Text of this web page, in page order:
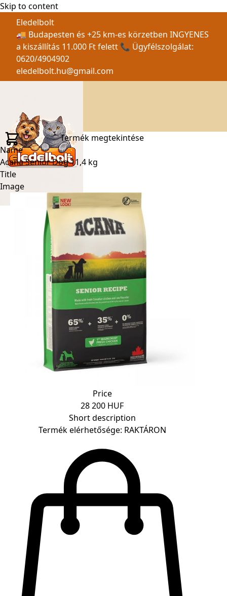
Skip to content
Eledelbolt
🚚 Budapesten és +25 km-es körzetben INGYENES
a kiszállítás 11.000 Ft felett 📞 Ügyfélszolgálat:
0620/4904902
eledelbolt.hu@gmail.com
Termék megtekintése
Name
Acana Senior Dog 11,4 kg
Title
Image
Price
28 200 HUF
Short description
Termék elérhetősége: RAKTÁRON